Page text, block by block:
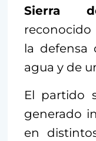
Sierra
la defensa
agua y de
El partido
generado
en